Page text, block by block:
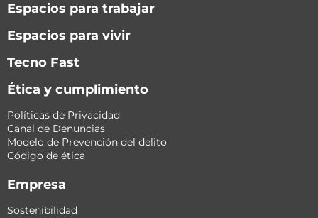
Espacios para trabajar
Espacios para vivir
Tecno Fast
Ética y cumplimiento
Políticas de Privacidad
Canal de Denuncias
Modelo de Prevención del delito
Código de ética
Empresa
Sostenibilidad